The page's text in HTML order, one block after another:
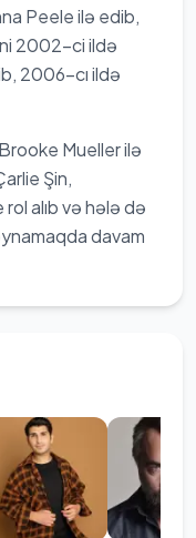
Peele ilə edib,
2002-ci ildə
2006-cı ildə
Mueller ilə
Şin,
alıb və hələ də
davam